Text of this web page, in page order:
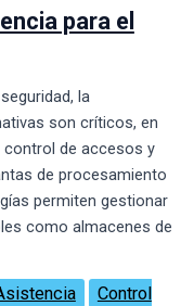
para el
la
son críticos, en
de accesos y
de procesamiento
permiten gestionar
como almacenes de
Control